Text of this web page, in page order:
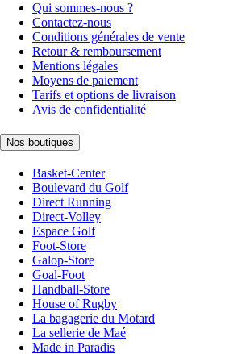
Qui sommes-nous ?
Contactez-nous
Conditions générales de vente
Retour & remboursement
Mentions légales
Moyens de paiement
Tarifs et options de livraison
Avis de confidentialité
Nos boutiques
Basket-Center
Boulevard du Golf
Direct Running
Direct-Volley
Espace Golf
Foot-Store
Galop-Store
Goal-Foot
Handball-Store
House of Rugby
La bagagerie du Motard
La sellerie de Maé
Made in Paradis